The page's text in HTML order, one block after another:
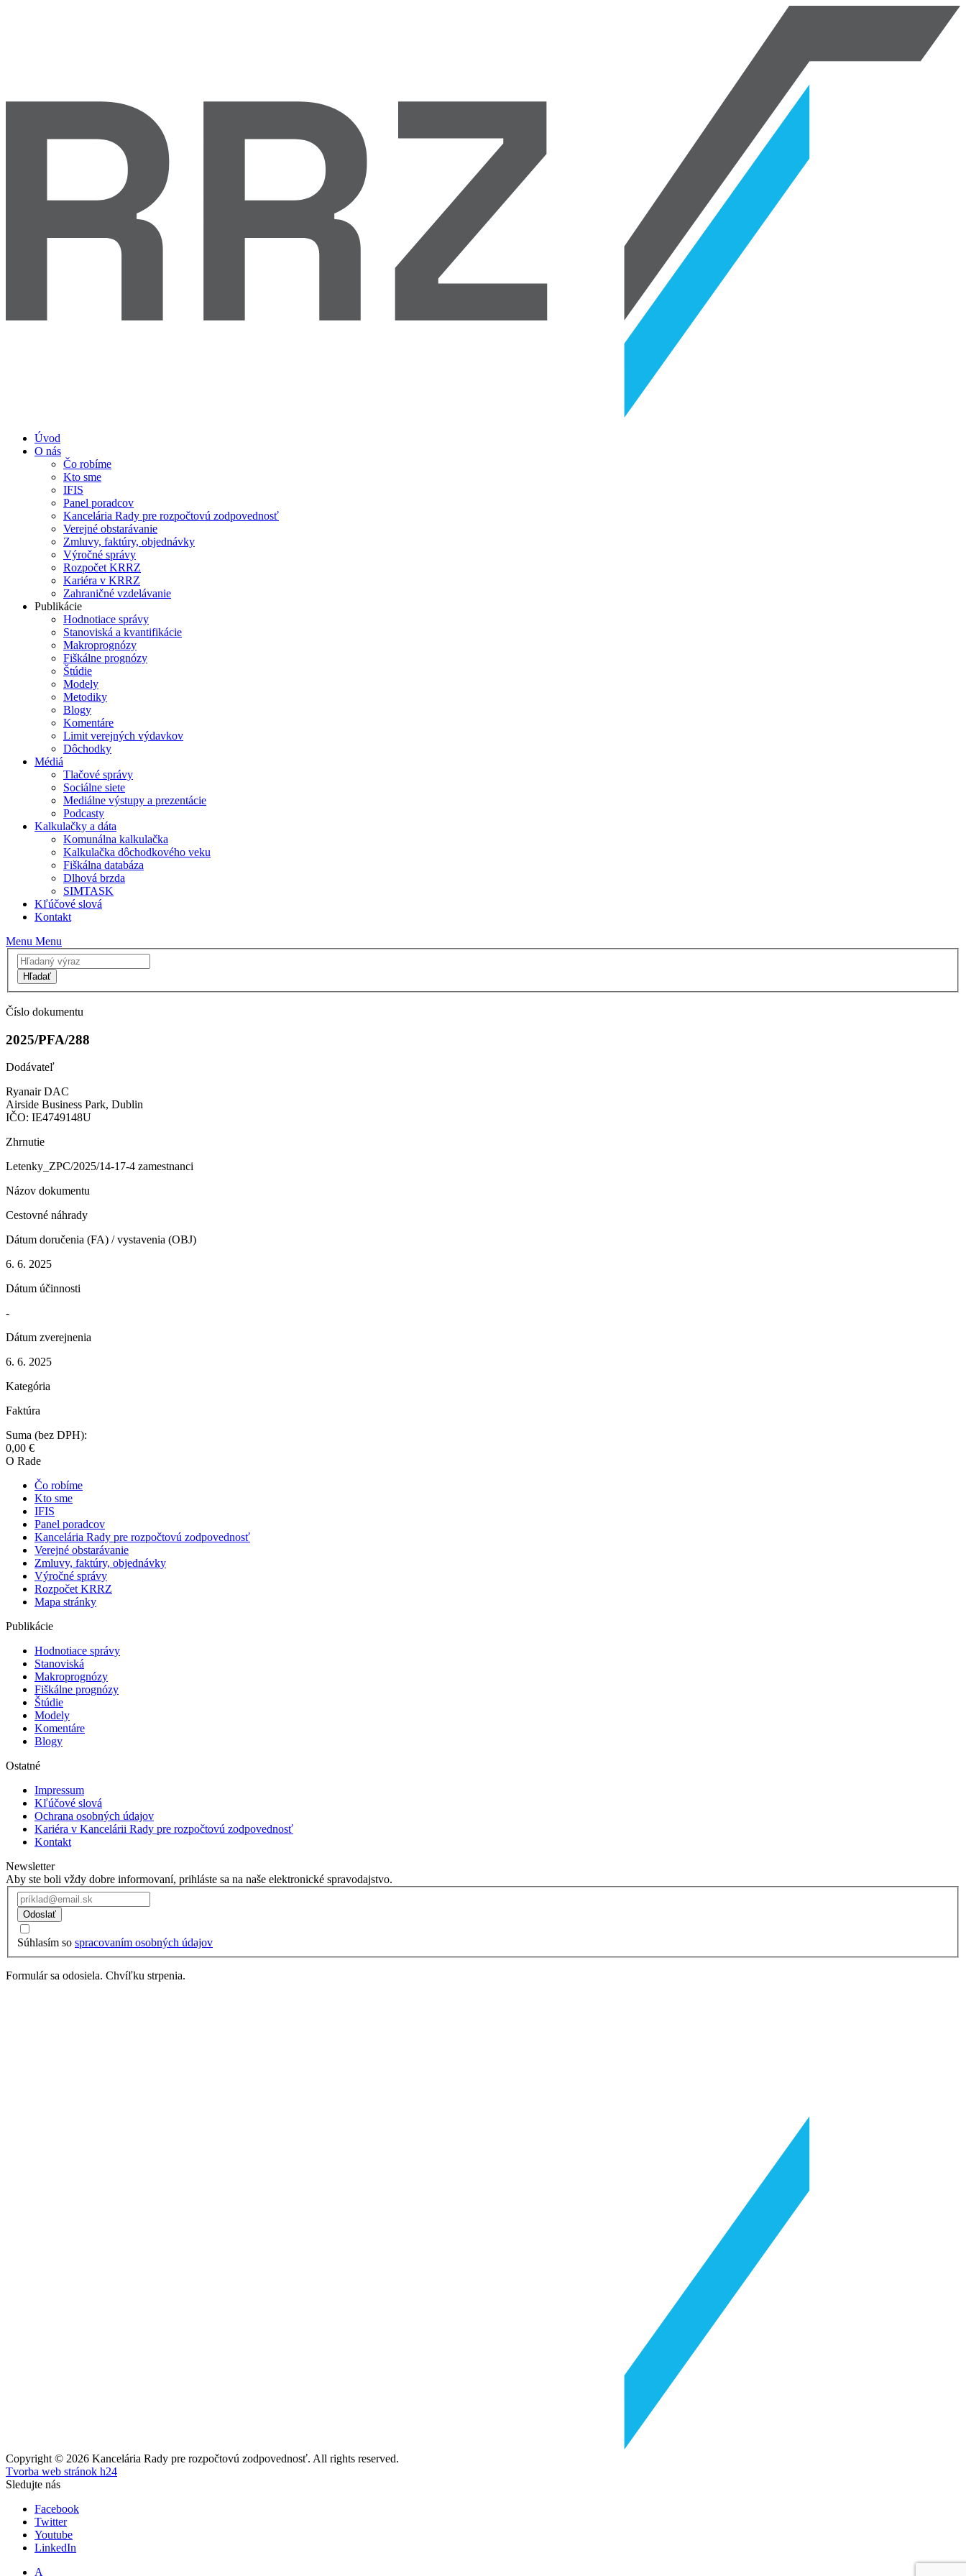
Úvod
O nás
Čo robíme
Kto sme
IFIS
Panel poradcov
Kancelária Rady pre rozpočtovú zodpovednosť
Verejné obstarávanie
Zmluvy, faktúry, objednávky
Výročné správy
Rozpočet KRRZ
Kariéra v KRRZ
Zahraničné vzdelávanie
Publikácie
Hodnotiace správy
Stanoviská a kvantifikácie
Makroprognózy
Fiškálne prognózy
Štúdie
Modely
Metodiky
Blogy
Komentáre
Limit verejných výdavkov
Dôchodky
Médiá
Tlačové správy
Sociálne siete
Mediálne výstupy a prezentácie
Podcasty
Kalkulačky a dáta
Komunálna kalkulačka
Kalkulačka dôchodkového veku
Fiškálna databáza
Dlhová brzda
SIMTASK
Kľúčové slová
Kontakt
Menu Menu
Hľadať
Číslo dokumentu
2025/PFA/288
Dodávateľ
Ryanair DAC
Airside Business Park, Dublin
IČO: IE4749148U
Zhrnutie
Letenky_ZPC/2025/14-17-4 zamestnanci
Názov dokumentu
Cestovné náhrady
Dátum doručenia (FA) / vystavenia (OBJ)
6. 6. 2025
Dátum účinnosti
-
Dátum zverejnenia
6. 6. 2025
Kategória
Faktúra
Suma (bez DPH):
0,00 €
O Rade
Čo robíme
Kto sme
IFIS
Panel poradcov
Kancelária Rady pre rozpočtovú zodpovednosť
Verejné obstarávanie
Zmluvy, faktúry, objednávky
Výročné správy
Rozpočet KRRZ
Mapa stránky
Publikácie
Hodnotiace správy
Stanoviská
Makroprognózy
Fiškálne prognózy
Štúdie
Modely
Komentáre
Blogy
Ostatné
Impressum
Kľúčové slová
Ochrana osobných údajov
Kariéra v Kancelárii Rady pre rozpočtovú zodpovednosť
Kontakt
Newsletter
Aby ste boli vždy dobre informovaní, prihláste sa na naše elektronické spravodajstvo.
Odoslať
Súhlasím so spracovaním osobných údajov
Formulár sa odosiela. Chvíľku strpenia.
Copyright © 2026 Kancelária Rady pre rozpočtovú zodpovednosť. All rights reserved.
Tvorba web stránok h24
Sledujte nás
Facebook
Twitter
Youtube
LinkedIn
A